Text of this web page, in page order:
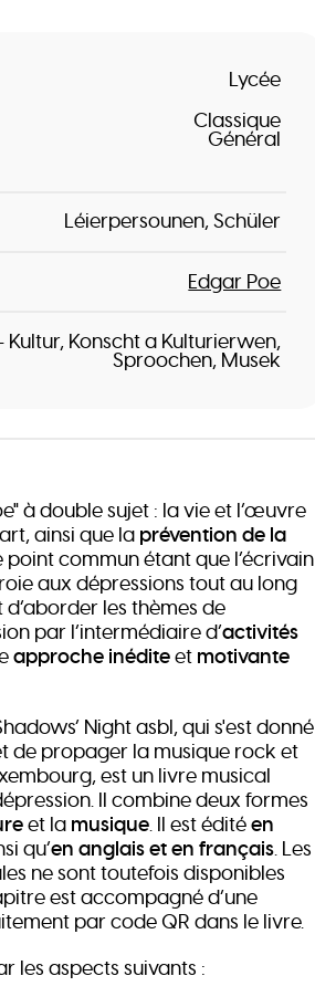
Lycée
Classique
Général
Léierpersounen Schüler
Edgar Poe
Kultur, Konscht a Kulturierwen
Sproochen Musek
à double sujet : la vie et l’œuvre
ainsi que la prévention de la
point commun étant que l’écrivain
aux dépressions tout au long
les thèmes de
par l’intermédiaire d’activités
approche inéditeet motivante
Night asbl, qui s'est donné
de propager la musique rock et
est un livre musical
Il combine deux formes
et la musique. Il est éditéen
qu’en anglais et en français. Les
ne sont toutefois disponibles
est accompagné d’une
par code QR dans le livre.
les aspects suivants :